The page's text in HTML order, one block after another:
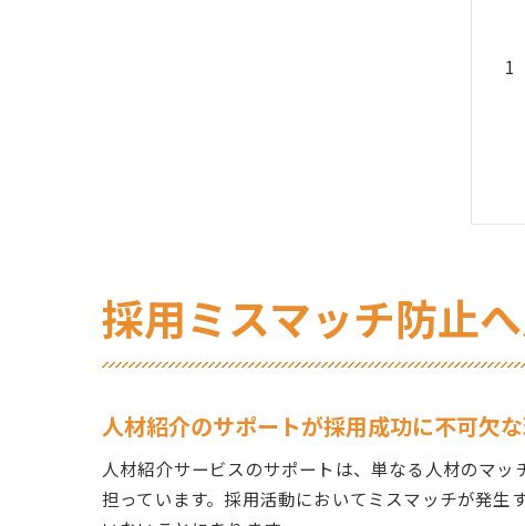
採用ミスマッチ防止
人材紹介のサポートが採用成功に不可欠
人材紹介サービスのサポートは、単なる人材のマ
担っています。採用活動においてミスマッチが発